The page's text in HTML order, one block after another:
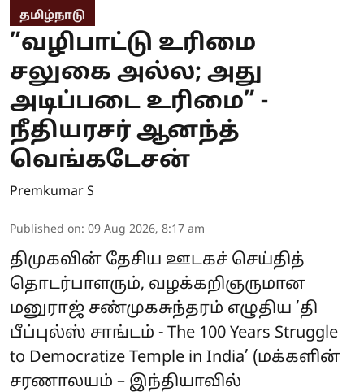
தமிழ்நாடு
”வழிபாட்டு உரிமை
சலுகை அல்ல; அது
அடிப்படை உரிமை” -
நீதியரசர் ஆனந்த்
வெங்கடேசன்
Premkumar S
Published on: 09 Aug 2026, 8:17 am
திமுகவின் தேசிய ஊடகச் செய்தித்
தொடர்பாளரும், வழக்கறிஞருமான
மனுராஜ் சண்முகசுந்தரம் எழுதிய ’தி
பீப்புல்ஸ் சாங்டம் - The 100 Years Struggle
to Democratize Temple in India’ (மக்களின்
சரணாலயம் – இந்தியாவில்